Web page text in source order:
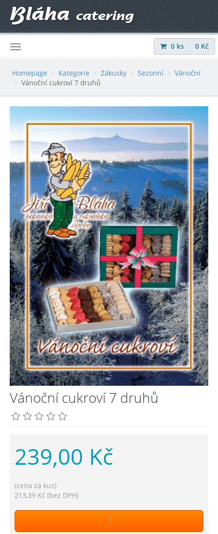
Přihlásit |Registrovat
0 ks 0 Kč
Homepage Kategorie Zákusky Sezonní
Vánoční
Vánoční cukroví 7 druhů
Vánoční cukroví 7 druhů
239,00 Kč
(cena za kus)
213,39 Kč (bez DPH)